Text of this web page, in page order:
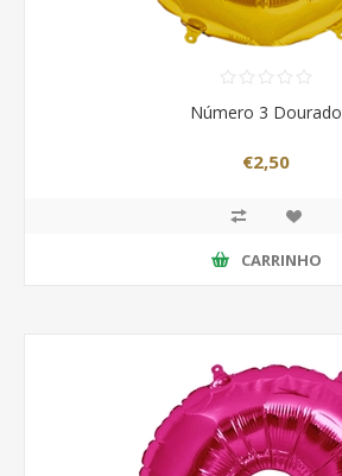
Número 3 Dourado
€2,50
CARRINHO